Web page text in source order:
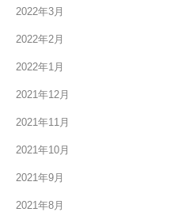
2022年3月
2022年2月
2022年1月
2021年12月
2021年11月
2021年10月
2021年9月
2021年8月